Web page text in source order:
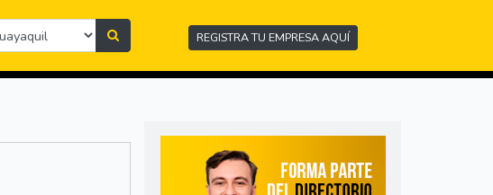
REGISTRA TU EMPRESA AQUÍ